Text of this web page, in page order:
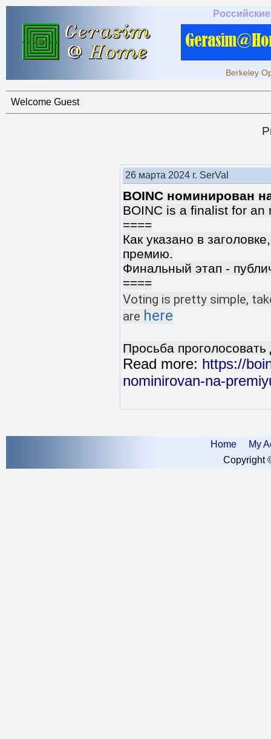
Berkeley
Welcome Guest
26 марта 2024 г. SerVal
BOINC номинирован
BOINC is a finalist for
====
Как указано в
премию.
Финальный этап -
====
Voting is pretty simple,
are here
Просьба
Read more: https://
nominirovan-na-
Home
My
Copyright